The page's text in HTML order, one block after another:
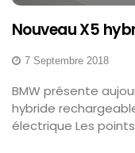
Nouveau X5
7 Septembre 2018
BMW présente
hybride
électrique Les